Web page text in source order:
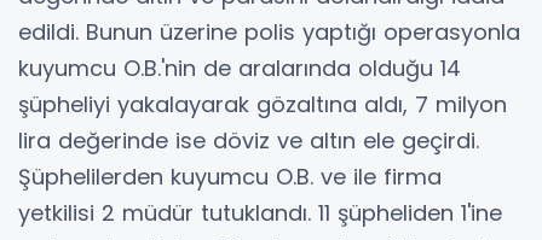
edildi. Bunun üzerine polis yaptığı operasyonla
kuyumcu O.B.'nin de aralarında olduğu 14
şüpheliyi yakalayarak gözaltına aldı, 7 milyon
lira değerinde ise döviz ve altın ele geçirdi.
Şüphelilerden kuyumcu O.B. ve ile firma
yetkilisi 2 müdür tutuklandı. 11 şüpheliden 1'ine